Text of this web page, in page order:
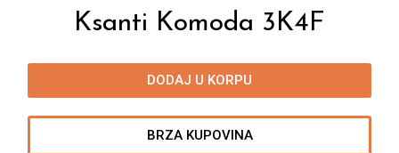
Ksanti Komoda 3K4F
DODAJ U KORPU
BRZA KUPOVINA